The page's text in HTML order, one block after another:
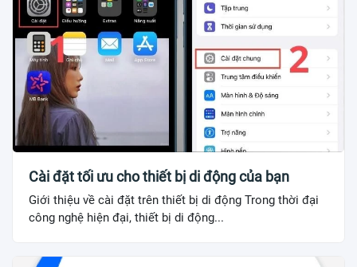
Cài đặt tối ưu cho thiết bị di động của bạn
Giới thiệu về cài đặt trên thiết bị di động Trong thời đại
công nghệ hiện đại, thiết bị di động...